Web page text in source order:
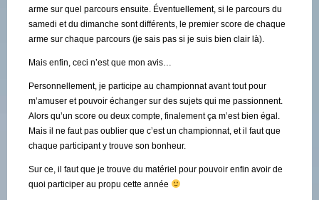
arme sur quel parcours ensuite. Éventuellement, si le parcours du
samedi et du dimanche sont différents, le premier score de chaque
arme sur chaque parcours (je sais pas si je suis bien clair là).
Mais enfin, ceci n’est que mon avis…
Personnellement, je participe au championnat avant tout pour
m’amuser et pouvoir échanger sur des sujets qui me passionnent.
Alors qu’un score ou deux compte, finalement ça m’est bien égal.
Mais il ne faut pas oublier que c’est un championnat, et il faut que
chaque participant y trouve son bonheur.
Sur ce, il faut que je trouve du matériel pour pouvoir enfin avoir de
quoi participer au propu cette année